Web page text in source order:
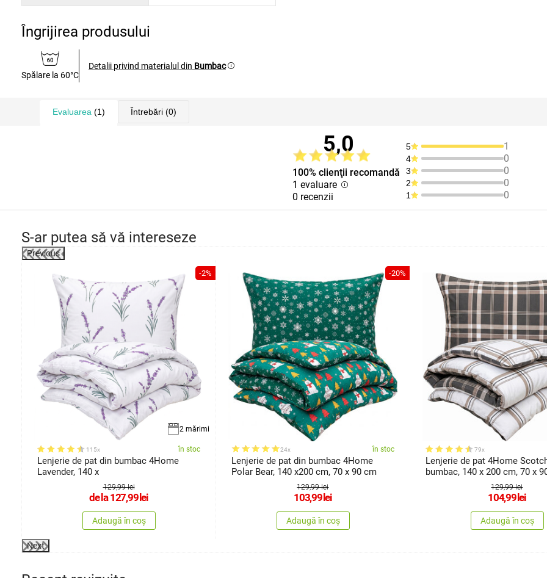
Îngrijirea produsului
Spălare la 60°C
Detalii privind materialul din Bumbac
Evaluarea (1) Întrebări (0)
5,0
100% clienţii recomandă
1 evaluare
0 recenzii
5 1
4 0
3 0
2 0
1 0
S-ar putea să vă intereseze
Previous
-2%
2 mărimi
115x în stoc
Lenjerie de pat din bumbac 4Home
Lavender, 140 x
129,99 lei
de la127,99lei
Adaugă în coș
-20%
24x în stoc
Lenjerie de pat din bumbac 4Home
Polar Bear, 140 x200 cm, 70 x 90 cm
129,99 lei
103,99lei
Adaugă în coș
79x
Lenjerie de pat 4Home
bumbac, 140 x 200 cm, 70 x
129,99 lei
104,99lei
Adaugă în coș
Next